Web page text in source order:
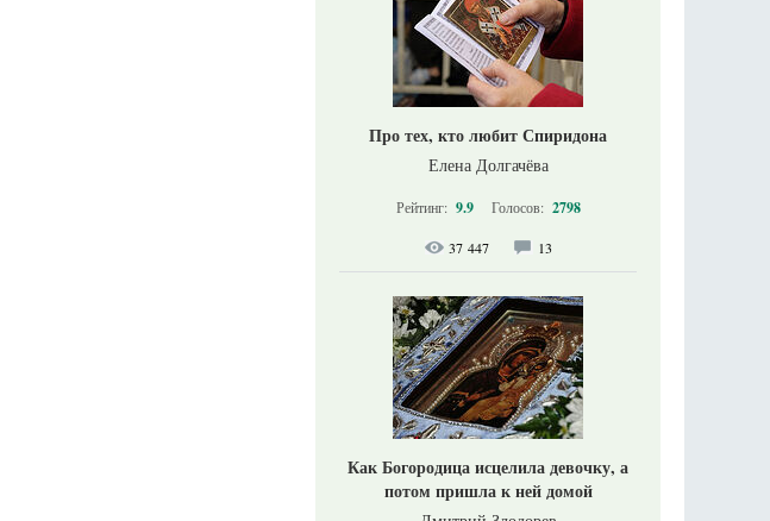
Про тех, кто любит Спиридона
Елена Долгачёва
Рейтинг: 9.9 Голосов: 2798
37 447 13
Как Богородица исцелила девочку, а
потом пришла к ней домой